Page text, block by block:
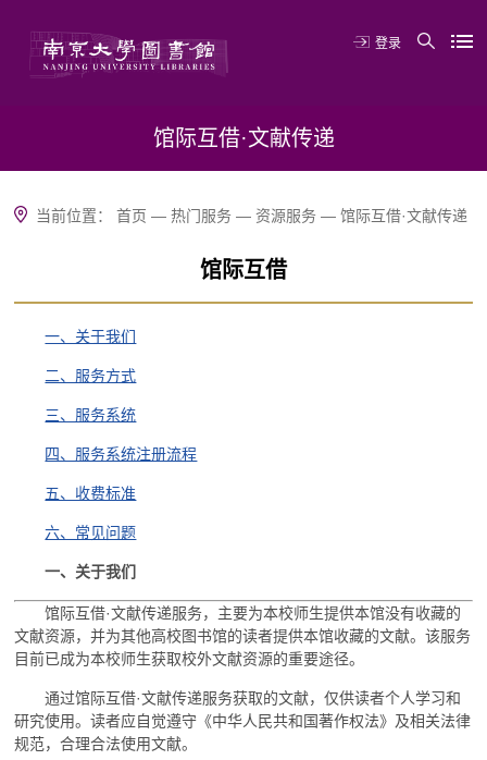
登录
馆际互借·文献传递
当前位置：首页 —热门服务 —资源服务 —馆际互借·文献传递
馆际互借
一、关于我们
二、服务方式
三、服务系统
四、服务系统注册流程
五、收费标准
六、常见问题
一、关于我们
馆际互借·文献传递服务，主要为本校师生提供本馆没有收藏的
文献资源，并为其他高校图书馆的读者提供本馆收藏的文献。该服务
目前已成为本校师生获取校外文献资源的重要途径。
通过馆际互借·文献传递服务获取的文献，仅供读者个人学习和
研究使用。读者应自觉遵守《中华人民共和国著作权法》及相关法律
规范，合理合法使用文献。